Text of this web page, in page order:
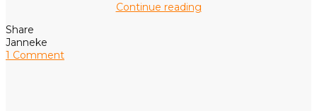
Continue reading
Share
Janneke
1 Comment